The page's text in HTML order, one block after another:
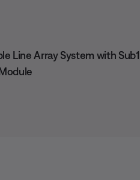
Line Array System with Sub1